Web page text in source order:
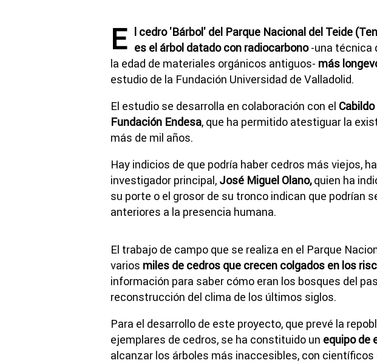
E l cedro 'Bárbol' del Parque Nacional del Teide
es el árbol datado con radiocarbono-una técnica
la edad de materiales orgánicos antiguos- más
estudio de la Fundación Universidad de Valladolid.
El estudio se desarrolla en colaboración con el
Fundación Endesa, que ha permitido atestiguar la
más de mil años.
Hay indicios de que podría haber cedros más viejos,
investigador principal, José Miguel Olano,quien ha
su porte o el grosor de su tronco indican que podrían
anteriores a la presencia humana.
El trabajo de campo que se realiza en el Parque
varios miles de cedros que crecen colgados en los
información para saber cómo eran los bosques del
reconstrucción del clima de los últimos siglos.
Para el desarrollo de este proyecto, que prevé la
ejemplares de cedros, se ha constituido un equipo de
alcanzar los árboles más inaccesibles, con